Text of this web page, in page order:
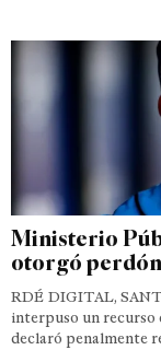
Ministerio
otorgó
RDÉ DIGITAL,
interpuso un recurso
declaró penalmente